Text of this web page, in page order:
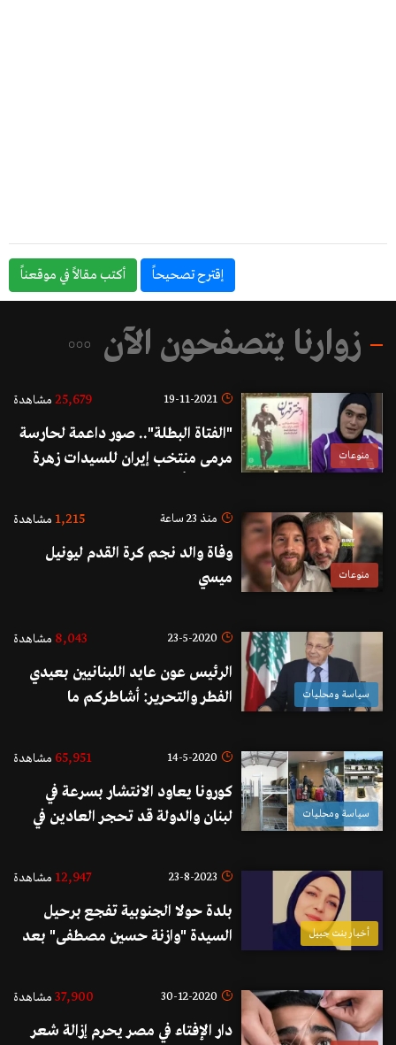
إقترح تصحيحاً أكتب مقالاً في موقعناً
زوارنا يتصفحون الآن
منوعات
19-11-2021
25,679 مشاهدة
"الفتاة البطلة".. صور داعمة لحارسة
مرمى منتخب إيران للسيدات زهرة
التنمّر
منوعات
منذ 23 ساعة 1,215 مشاهدة
وفاة والد نجم كرة القدم ليونيل
ميسي
سياسة ومحليات
23-5-2020
8,043 مشاهدة
الرئيس عون عايد اللبنانيين بعيدي
الفطر والتحرير: أشاطركم ما
الأيام...نحن شعب يختلف في
قادر دوماً على مجابهة التحديات
سياسة ومحليات
14-5-2020
65,951 مشاهدة
كورونا يعاود الانتشار بسرعة في
لبنان والدولة قد تحجر العادين في
فقط على «ضمير» الناس للالتزام
أخبار بنت جبيل
23-8-2023
12,947 مشاهدة
بلدة حولا الجنوبية تفجع برحيل
السيدة "وازنة حسين مصطفى" بعد
30-12-2020
37,900 مشاهدة
دار الإفتاء في مصر يحرم إزالة شعر